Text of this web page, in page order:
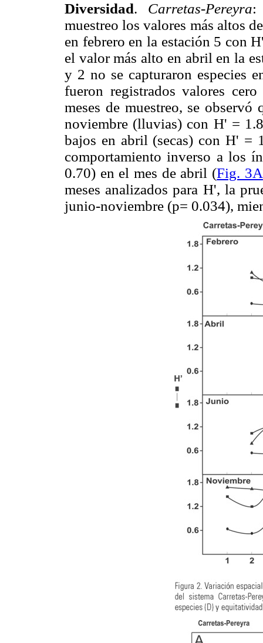
Diversidad. Carretas-Pereyra:
muestreo los valores más altos
en febrero en la estación 5 con
el valor más alto en abril en la
y 2 no se capturaron especies
fueron registrados valores cero
meses de muestreo, se observó
noviembre (lluvias) con H' =
bajos en abril (secas) con H'
comportamiento inverso a los
0.70) en el mes de abril (Fig. 3A
meses analizados para H', la
junio-noviembre (p= 0.034),